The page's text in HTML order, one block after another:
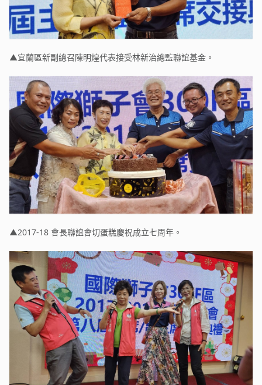
▲宜蘭區新副總召陳明煌代表接受林新治總監聯誼基金。
▲2017-18 會長聯誼會切蛋糕慶祝成立七周年。